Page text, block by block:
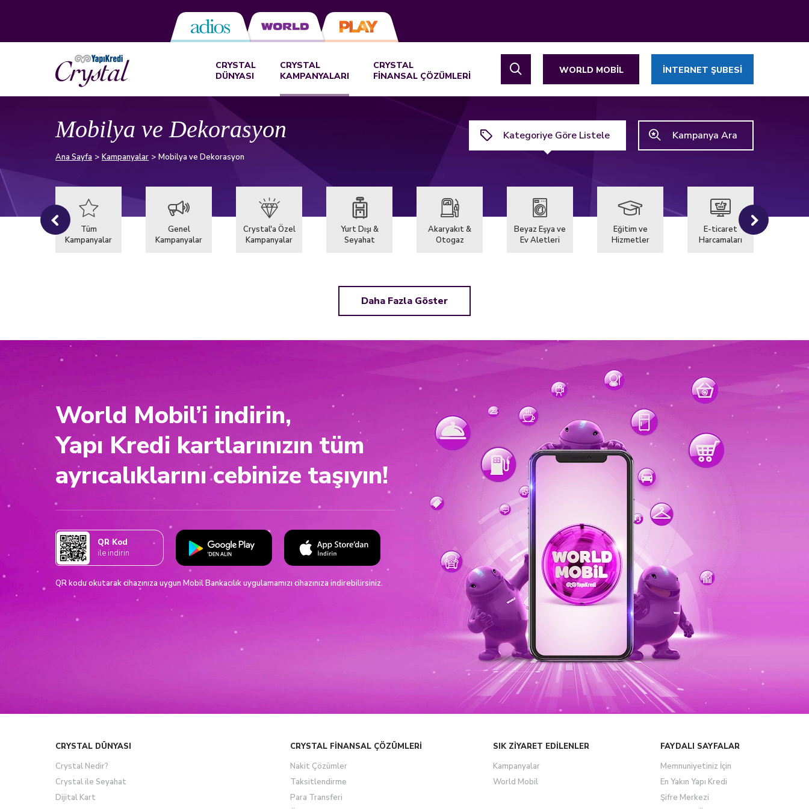
CRYSTAL
DÜNYASI
CRYSTAL
KAMPANYALARI
CRYSTAL
FİNANSAL ÇÖZÜMLERİ
WORLD MOBİL İNTERNET ŞUBESİ
Mobilya ve Dekorasyon
Ana Sayfa Kampanyalar Mobilya ve Dekorasyon
Kategoriye Göre Listele Kampanya Ara
Tüm
Kampanyalar
Genel
Kampanyalar
Crystal'a Özel
Kampanyalar
Yurt Dışı &
Seyahat
Akaryakıt &
Otogaz
Beyaz Eşya ve
Ev Aletleri
Eğitim ve
Hizmetler
E-ticaret
Harcamaları
Daha Fazla Göster
World Mobil’i indirin,
Yapı Kredi kartlarınızın tüm
ayrıcalıklarını cebinize taşıyın!
QR Kod
ile indirin
QR kodu okutarak cihazınıza uygun Mobil Bankacılık uygulamamızı cihazınıza indirebilirsiniz.
CRYSTAL DÜNYASI
Crystal Nedir?
Crystal ile Seyahat
Dijital Kart
CRYSTAL FİNANSAL ÇÖZÜMLERİ
Nakit Çözümler
Taksitlendirme
Para Transferi
SIK ZİYARET EDİLENLER
Kampanyalar
World Mobil
FAYDALI SAYFALAR
Memnuniyetiniz İçin
En Yakın Yapı Kredi
Şifre Merkezi